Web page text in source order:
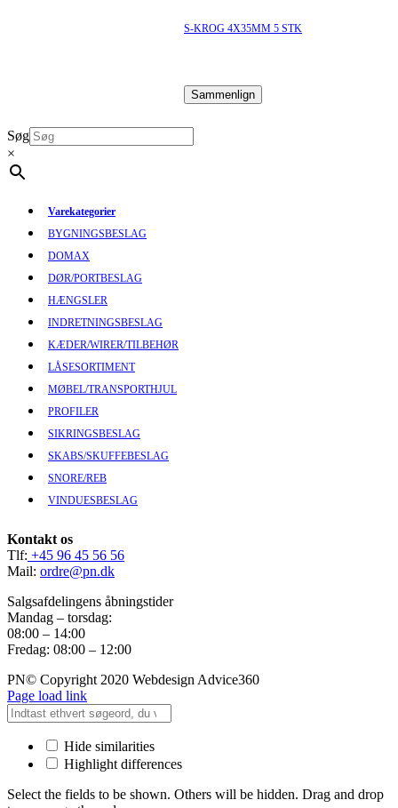
S-KROG 4X35MM 5 STK
Sammenlign
Søg
×
Varekategorier
BYGNINGSBESLAG
DOMAX
DØR/PORTBESLAG
HÆNGSLER
INDRETNINGSBESLAG
KÆDER/WIRER/TILBEHØR
LÅSESORTIMENT
MØBEL/TRANSPORTHJUL
PROFILER
SIKRINGSBESLAG
SKABS/SKUFFEBESLAG
SNORE/REB
VINDUESBESLAG
Kontakt os
Tlf: +45 96 45 56 56
Mail: ordre@pn.dk
Salgsafdelingens åbningstider
Mandag – torsdag:
08:00 – 14:00
Fredag: 08:00 – 12:00
PN© Copyright 2020 Webdesign Advice360
Page load link
Hide similarities
Highlight differences
Select the fields to be shown. Others will be hidden. Drag and drop